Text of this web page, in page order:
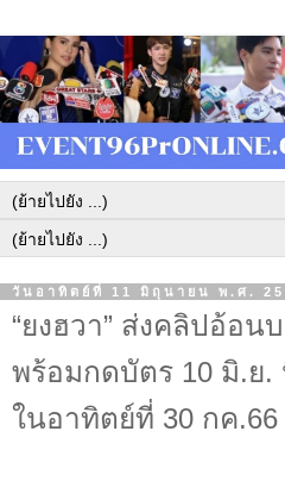
วันอาทิตย์ที่ 11 มิถุนายน พ.ศ.
“ยงฮวา” ส่งคลิปอ้อน
พร้อมกดบัตร 10 มิ.ย.
ในอาทิตย์ที่ 30 กค.66